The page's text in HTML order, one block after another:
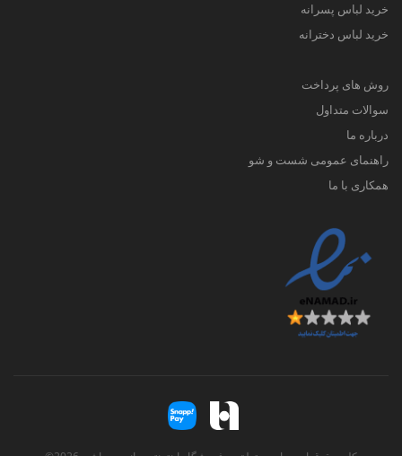
خرید لباس پسرانه
خرید لباس دخترانه
روش های پرداخت
سوالات متداول
درباره ما
راهنمای عمومی شست و شو
همکاری با ما